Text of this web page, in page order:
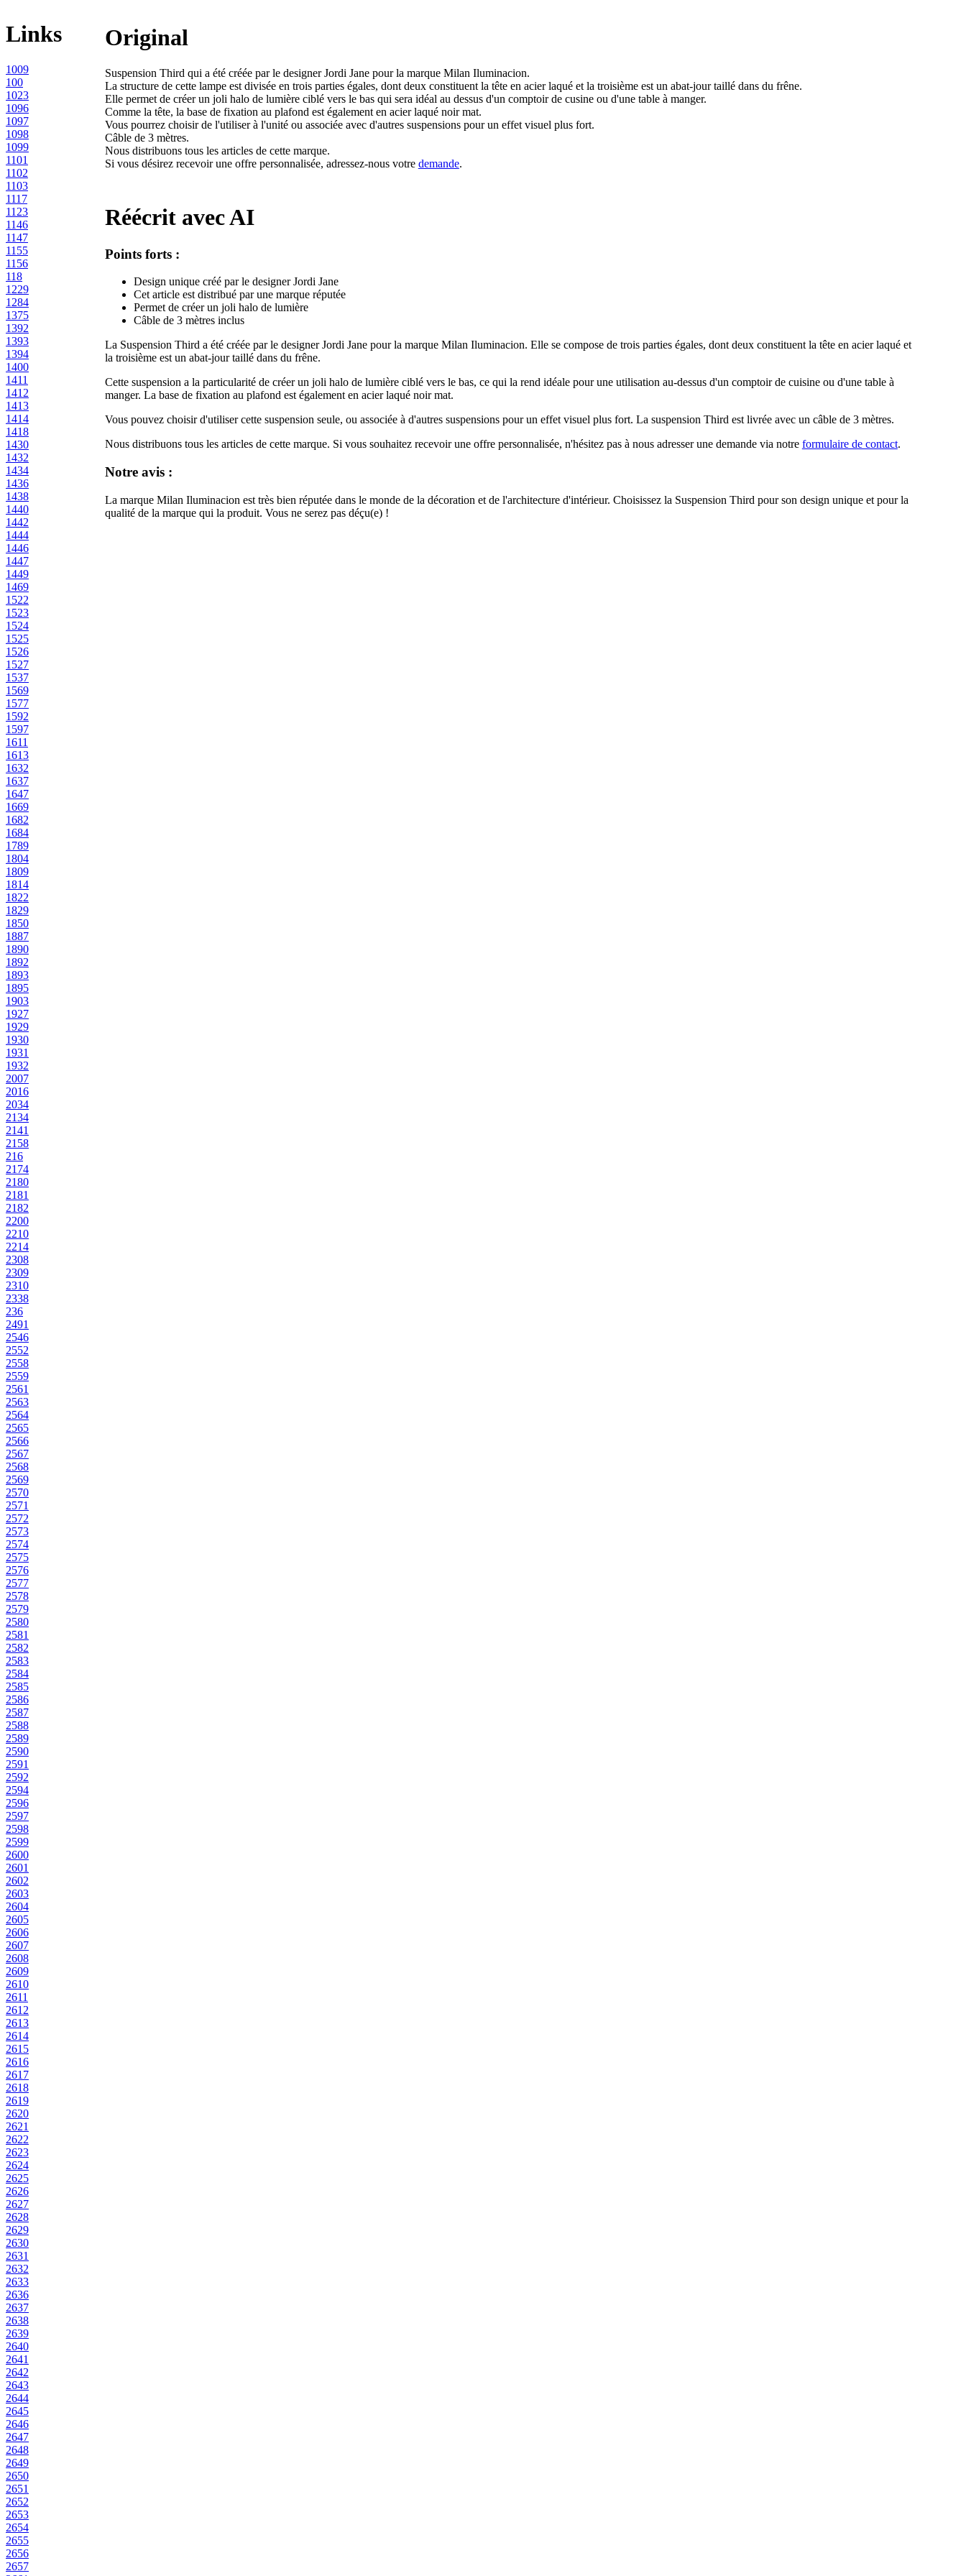
Links
1009
100
1023
1096
1097
1098
1099
1101
1102
1103
1117
1123
1146
1147
1155
1156
118
1229
1284
1375
1392
1393
1394
1400
1411
1412
1413
1414
1418
1430
1432
1434
1436
1438
1440
1442
1444
1446
1447
1449
1469
1522
1523
1524
1525
1526
1527
1537
1569
1577
1592
1597
1611
1613
1632
1637
1647
1669
1682
1684
1789
1804
1809
1814
1822
1829
1850
1887
1890
1892
1893
1895
1903
1927
1929
1930
1931
1932
2007
2016
2034
2134
2141
2158
216
2174
2180
2181
2182
2200
2210
2214
2308
2309
2310
2338
236
2491
2546
2552
2558
2559
2561
2563
2564
2565
2566
2567
2568
2569
2570
2571
2572
2573
2574
2575
2576
2577
2578
2579
2580
2581
2582
2583
2584
2585
2586
2587
2588
2589
2590
2591
2592
2594
2596
2597
2598
2599
2600
2601
2602
2603
2604
2605
2606
2607
2608
2609
2610
2611
2612
2613
2614
2615
2616
2617
2618
2619
2620
2621
2622
2623
2624
2625
2626
2627
2628
2629
2630
2631
2632
2633
2636
2637
2638
2639
2640
2641
2642
2643
2644
2645
2646
2647
2648
2649
2650
2651
2652
2653
2654
2655
2656
2657
Original
Suspension Third qui a été créée par le designer Jordi Jane pour la marque Milan Iluminacion.
La structure de cette lampe est divisée en trois parties égales, dont deux constituent la tête en acier laqué et la troisième est un abat-jour taillé dans du frêne.
Elle permet de créer un joli halo de lumière ciblé vers le bas qui sera idéal au dessus d'un comptoir de cusine ou d'une table à manger.
Comme la tête, la base de fixation au plafond est également en acier laqué noir mat.
Vous pourrez choisir de l'utiliser à l'unité ou associée avec d'autres suspensions pour un effet visuel plus fort.
Câble de 3 mètres.
Nous distribuons tous les articles de cette marque.
Si vous désirez recevoir une offre personnalisée, adressez-nous votre demande.
Réécrit avec AI
Points forts :
Design unique créé par le designer Jordi Jane
Cet article est distribué par une marque réputée
Permet de créer un joli halo de lumière
Câble de 3 mètres inclus
La Suspension Third a été créée par le designer Jordi Jane pour la marque Milan Iluminacion. Elle se compose de trois parties égales, dont deux constituent la tête en acier laqué et
la troisième est un abat-jour taillé dans du frêne.
Cette suspension a la particularité de créer un joli halo de lumière ciblé vers le bas, ce qui la rend idéale pour une utilisation au-dessus d'un comptoir de cuisine ou d'une table à
manger. La base de fixation au plafond est également en acier laqué noir mat.
Vous pouvez choisir d'utiliser cette suspension seule, ou associée à d'autres suspensions pour un effet visuel plus fort. La suspension Third est livrée avec un câble de 3 mètres.
Nous distribuons tous les articles de cette marque. Si vous souhaitez recevoir une offre personnalisée, n'hésitez pas à nous adresser une demande via notre formulaire de contact.
Notre avis :
La marque Milan Iluminacion est très bien réputée dans le monde de la décoration et de l'architecture d'intérieur. Choisissez la Suspension Third pour son design unique et pour la
qualité de la marque qui la produit. Vous ne serez pas déçu(e) !